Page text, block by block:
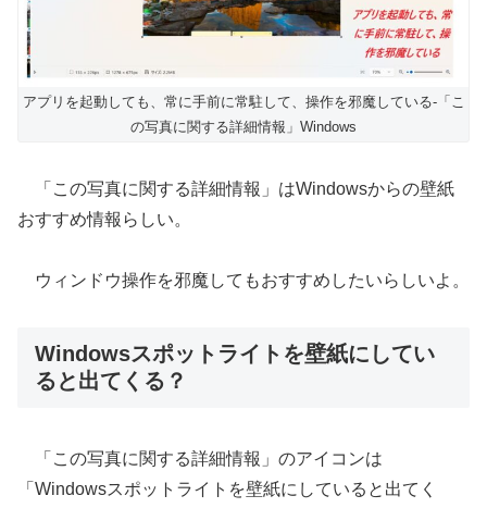
アプリを起動しても、常に手前に常駐して、操作を邪魔している-「こ
の写真に関する詳細情報」Windows
「この写真に関する詳細情報」はWindowsからの壁紙
おすすめ情報らしい。
ウィンドウ操作を邪魔してもおすすめしたいらしいよ。
Windowsスポットライトを壁紙にしてい
ると出てくる？
「この写真に関する詳細情報」のアイコンは
「Windowsスポットライトを壁紙にしていると出てく